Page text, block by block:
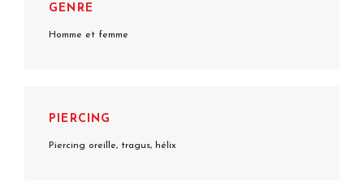
GENRE
Homme et femme
PIERCING
Piercing oreille, tragus, hélix